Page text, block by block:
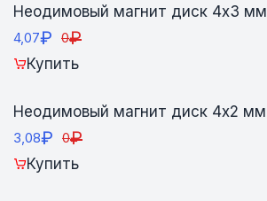
Неодимовый магнит диск 4х3 мм
4,07₽ 0₽
Купить
Неодимовый магнит диск 4х2 мм
3,08₽ 0₽
Купить